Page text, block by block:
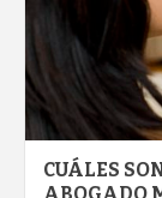
CUÁLES